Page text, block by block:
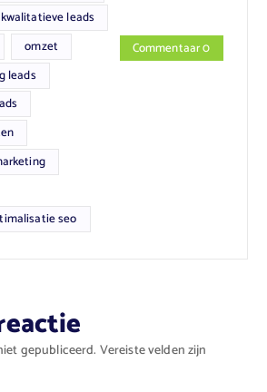
kwalitatieve leads
omzet
leads
seo
Commentaar 0
gepubliceerd. Vereiste velden zijn